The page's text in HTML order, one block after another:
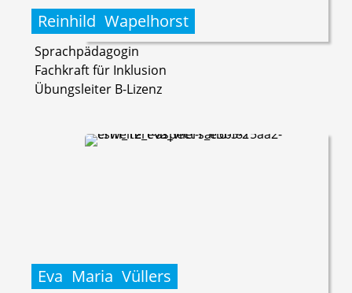
Reinhild Wapelhorst
Sprachpädagogin
Fachkraft für Inklusion
Übungsleiter B-Lizenz
Eva Maria Vüllers